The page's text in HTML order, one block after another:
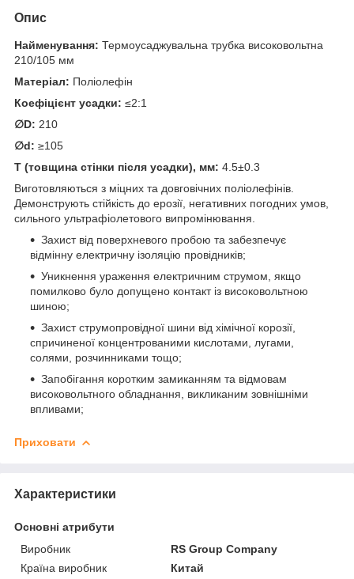
Опис
Найменування: Термоусаджувальна трубка високовольтна
210/105 мм
Матеріал: Поліолефін
Коефіцієнт усадки: ≤2:1
∅D: 210
∅d: ≥105
T (товщина стінки після усадки), мм: 4.5±0.3
Виготовляються з міцних та довговічних поліолефінів.
Демонструють стійкість до ерозії, негативних погодних умов,
сильного ультрафіолетового випромінювання.
Захист від поверхневого пробою та забезпечує
відмінну електричну ізоляцію провідників;
Уникнення ураження електричним струмом, якщо
помилково було допущено контакт із високовольтною
шиною;
Захист струмопровідної шини від хімічної корозії,
спричиненої концентрованими кислотами, лугами,
солями, розчинниками тощо;
Запобігання коротким замиканням та відмовам
високовольтного обладнання, викликаним зовнішніми
впливами;
Приховати
Характеристики
Основні атрибути
Виробник
RS Group Company
Країна виробник
Китай